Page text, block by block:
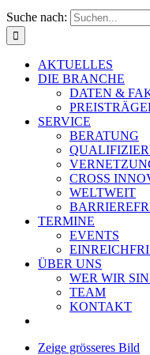
Suche nach:
AKTUELLES
DIE BRANCHE
DATEN &
SERVICE
BERATUNG
CROSS
WELTWEIT
TERMINE
EVENTS
ÜBER UNS
WER WIR
TEAM
KONTAKT
Zeige grösseres Bild